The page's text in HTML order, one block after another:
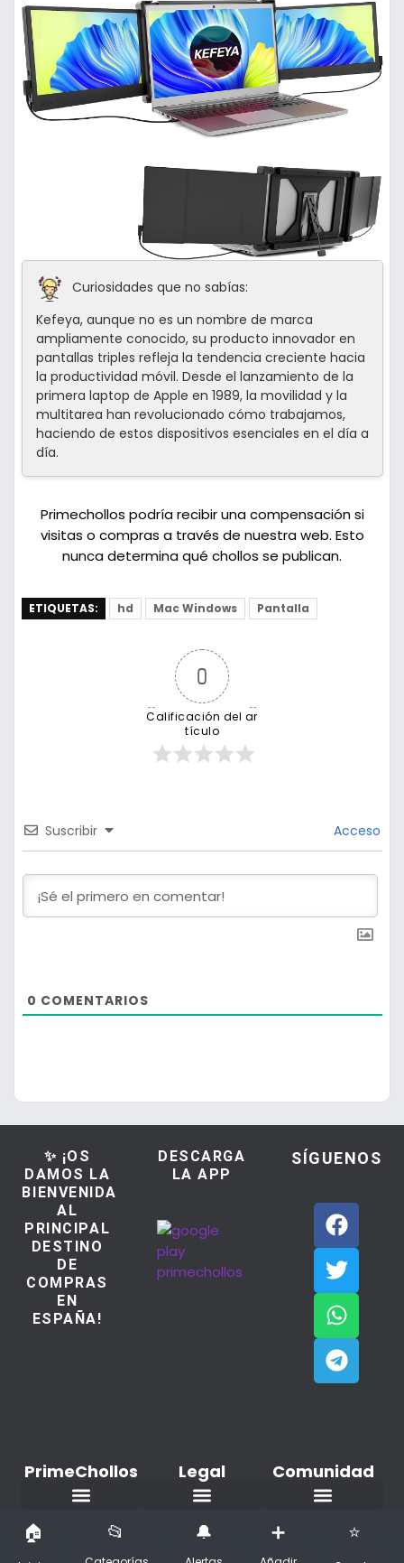
Curiosidades que no sabías:
Kefeya, aunque no es un nombre de marca
ampliamente conocido, su producto innovador en
pantallas triples refleja la tendencia creciente hacia
la productividad móvil. Desde el lanzamiento de la
primera laptop de Apple en 1989, la movilidad y la
multitarea han revolucionado cómo trabajamos,
haciendo de estos dispositivos esenciales en el día a
día.
Primechollos podría recibir una compensación si
visitas o compras a través de nuestra web. Esto
nunca determina qué chollos se publican.
ETIQUETAS: hd Mac Windows Pantalla
0
Calificación del ar
tículo
Suscribir Acceso
0 COMENTARIOS
✨ ¡OS
DAMOS LA
BIENVENIDA
AL
PRINCIPAL
DESTINO
DE
COMPRAS
EN
ESPAÑA!
DESCARGA
LA APP
SÍGUENOS
PrimeChollos Legal Comunidad